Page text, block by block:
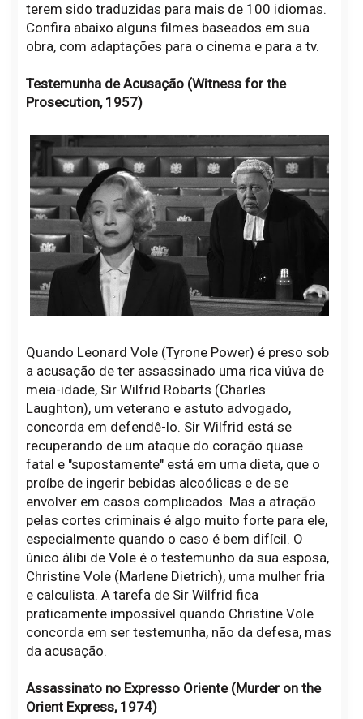
terem sido traduzidas para mais de 100 idiomas.
Confira abaixo alguns filmes baseados em sua
obra, com adaptações para o cinema e para a tv.
Testemunha de Acusação (Witness for the
Prosecution, 1957)
Quando Leonard Vole (Tyrone Power) é preso sob
a acusação de ter assassinado uma rica viúva de
meia-idade, Sir Wilfrid Robarts (Charles
Laughton), um veterano e astuto advogado,
concorda em defendê-lo. Sir Wilfrid está se
recuperando de um ataque do coração quase
fatal e "supostamente" está em uma dieta, que o
proíbe de ingerir bebidas alcoólicas e de se
envolver em casos complicados. Mas a atração
pelas cortes criminais é algo muito forte para ele,
especialmente quando o caso é bem difícil. O
único álibi de Vole é o testemunho da sua esposa,
Christine Vole (Marlene Dietrich), uma mulher fria
e calculista. A tarefa de Sir Wilfrid fica
praticamente impossível quando Christine Vole
concorda em ser testemunha, não da defesa, mas
da acusação.
Assassinato no Expresso Oriente (Murder on the
Orient Express, 1974)